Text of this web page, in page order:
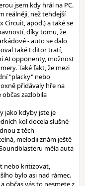
jsem kdy hrál na PC.
reálněji, než tehdejší
Circuit, apod.) a také se
díky tomu, že
- auto se dalo
také Editor tratí,
AI opponenty, možnost
Také fakt, že mezi
"placky" nebo
přidávaly hře na
zazlobila
jako kdyby jste je
kol docela slušné
z těch
melodii znám ještě
měla auta
nebo kritizovat,
bylo asi nad rámec.
občas vás to nesmete z